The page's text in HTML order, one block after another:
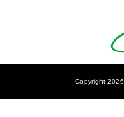
Copyright